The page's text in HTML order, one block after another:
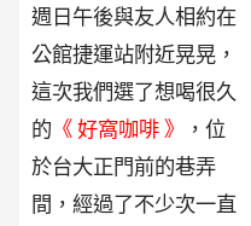
週日午後與友人相約在
公館捷運站附近晃晃，
這次我們選了想喝很久
的 《 好窩咖啡 》
，位
於台大正門前的巷弄
間，經過了不少次一直